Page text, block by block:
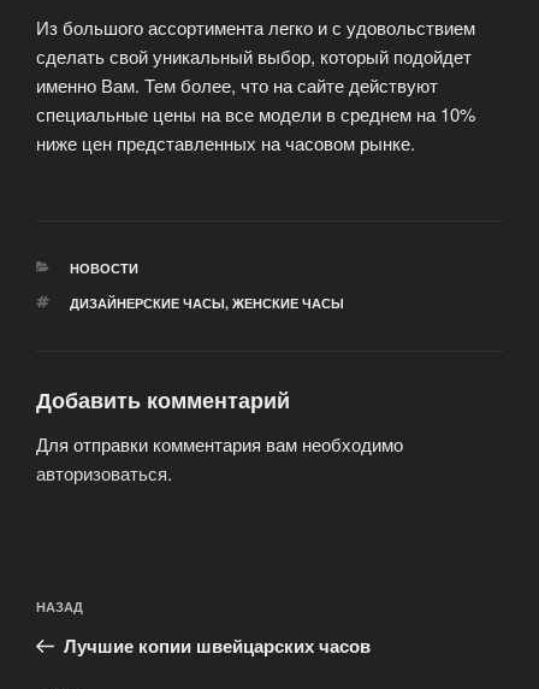
Из большого ассортимента легко и с удовольствием
сделать свой уникальный выбор, который подойдет
именно Вам. Тем более, что на сайте действуют
специальные цены на все модели в среднем на 10%
ниже цен представленных на часовом рынке.
РУБРИКИ
НОВОСТИ
МЕТКИ
ДИЗАЙНЕРСКИЕ ЧАСЫ, ЖЕНСКИЕ ЧАСЫ
Добавить комментарий
Для отправки комментария вам необходимо
авторизоваться.
по
записям
Предыдущая
запись:
НАЗАД
Лучшие копии швейцарских часов